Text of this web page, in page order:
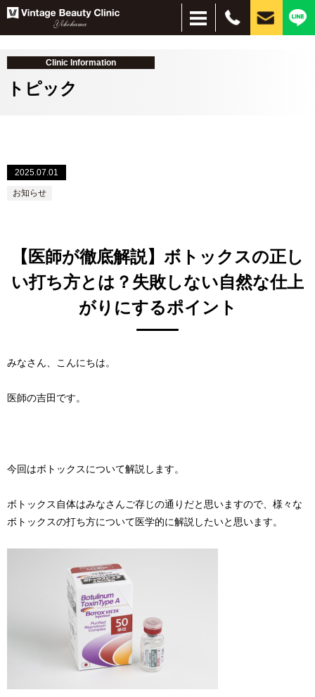
お悩み別しみ・美肌
脱毛
ほくろ
しわ・たるみ
目元、目周りの若返り
刺青除去
施術別インモードリフト
サブシジョン
水光注射
ピーリング
ハイドラブースター
レーザー脱毛
美容点滴・注射
フォトフェイシャル
イオン導入・エレクトロポレーション
PRP
コンデンスリッチファット（CRF）
脂肪吸引注射
ヒアルロン酸
プルリアルシリーズ
リジュラン
ボトックス
小顔（脂肪溶解）注射
PICOレーザー
CO2レーザー
眼瞼下垂、二重、目元のたるみ
経結膜脱脂
HIFU（ハイフ）ウルトラセルZi
フェイスタイト
ボルニューマー
ダーマペン４
シルファームX
医療アートメイク
毛髪再生療法
スレッドリフト（糸リフト）
MPガン
VISIA
Clinic Information
トピック
2025.07.01
お知らせ
【医師が徹底解説】ボトックスの正し
い打ち方とは？失敗しない自然な仕上
がりにするポイント
みなさん、こんにちは。
医師の吉田です。
今回はボトックスについて解説します。
ボトックス自体はみなさんご存じの通りだと思いますので、様々な
ボトックスの打ち方について医学的に解説したいと思います。